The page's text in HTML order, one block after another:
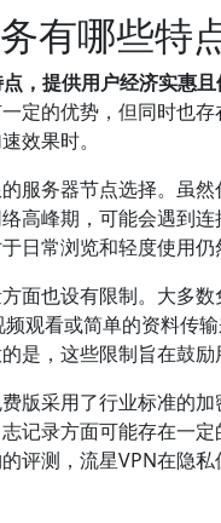
有哪些特
，提供用户经济实惠且
定的优势，但同时也
效果时。
服务器节点选择。虽
高峰期，可能会遇到
日常浏览和轻度使用仍
面也设有限制。大多
观看或简单的资料传
是，这些限制旨在鼓
版采用了行业标准的
记录方面可能存在一
评测，流星VPN在隐